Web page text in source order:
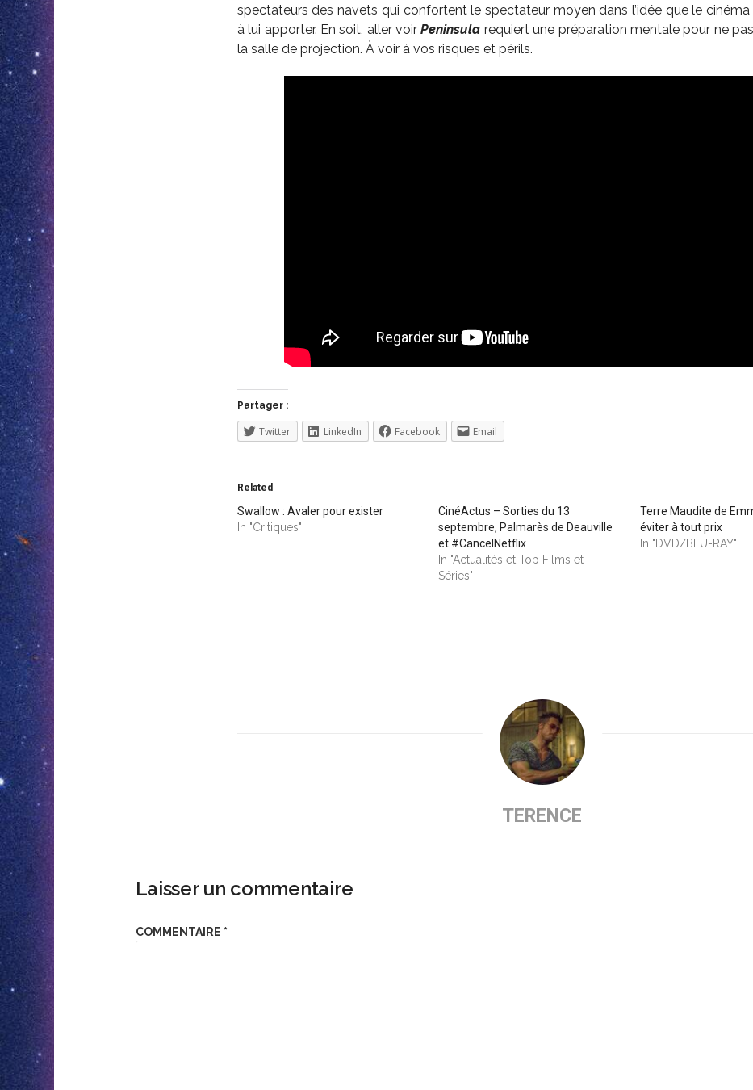
spectateurs des navets qui confortent le spectateur moyen dans l’idée que le cinéma
à lui apporter. En soit, aller voirPeninsula requiert une préparation mentale pour ne
la salle de projection. À voir à vos risques et périls.
Partager :
Twitter LinkedIn Facebook Email
Related
Swallow : Avaler pour exister
In "Critiques"
CinéActus – Sorties du 13
septembre, Palmarès de Deauville
et #CancelNetflix
In "Actualités et Top Films et
Séries"
Terre Maudite de
éviter à tout prix
In "DVD/BLU-RAY"
TERENCE
Laisser un commentaire
COMMENTAIRE *